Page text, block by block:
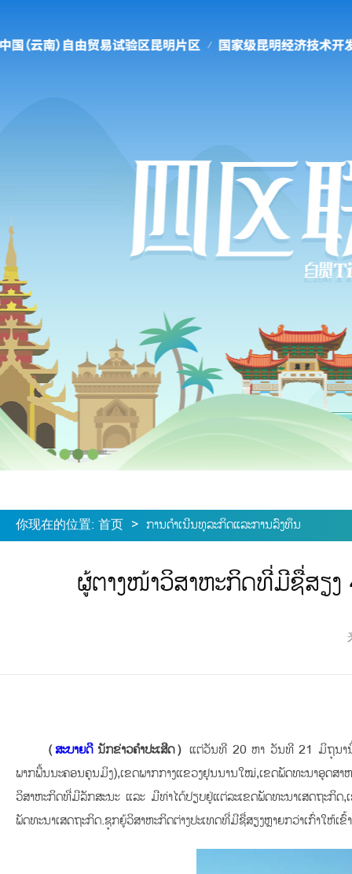
你现在的位置: 首页 > ການດໍາເນີນທຸລະກິດແລະການລົງທຶນ
ຜູ້ຕາງໜ້າວິສາຫະກິດທີ່ມີຊື່ສຽງ
（ສະບາຍດີນັກຂ່າວຄຳປະເສີດ）ແຕ່ວັນທີ 20 ຫາ ວັນທີ 21 ມິຖຸນານີ້,ກິ
ພາກພື້ນນະຄອນຄຸນມິງ),ເຂດພາກກາງແຂວງຢຸນນານໃໝ່,ເຂດພັດທະນາອຸດສ
ວິສາຫະກິດທີ່ມີລັກສະນະ ແລະ ມີທ່າໄດ້ປຽບຢູ່ແຕ່ລະເຂດພັດທະນາເສດຖະກິ
ພັດທະນາເສດຖະກິດ.ຊຸກຍູ້ວິສາຫະກິດຕ່າງປະເທດທີ່ມີຊື່ສຽງຫຼາຍກວ່າເກົ່າໃຫ້